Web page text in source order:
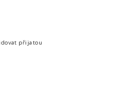
přijatou